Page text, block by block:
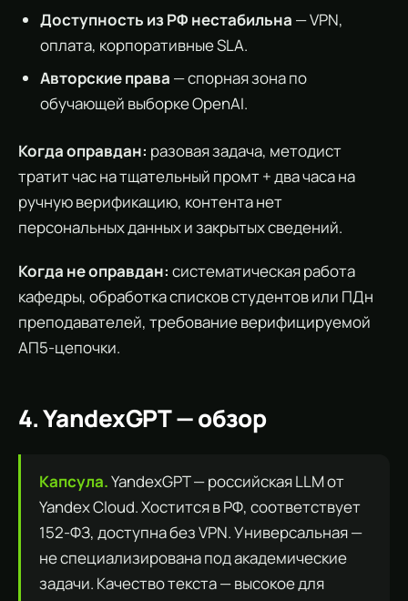
Доступность из РФ нестабильна — VPN,
оплата, корпоративные SLA.
Авторские права — спорная зона по
обучающей выборке OpenAI.
Когда оправдан: разовая задача, методист
тратит час на тщательный промт + два часа на
ручную верификацию, контента нет
персональных данных и закрытых сведений.
Когда не оправдан: систематическая работа
кафедры, обработка списков студентов или ПДн
преподавателей, требование верифицируемой
АП5-цепочки.
4. YandexGPT — обзор
Капсула.YandexGPT — российская LLM от
Yandex Cloud. Хостится в РФ, соответствует
152-ФЗ, доступна без VPN. Универсальная —
не специализирована под академические
задачи. Качество текста — высокое для